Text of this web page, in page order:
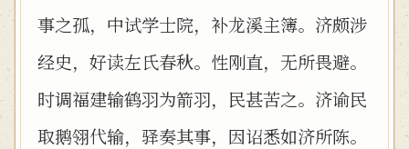
事之孤，中试学士院，补龙溪主簿。济颇涉
经史，好读左氏春秋。性刚直，无所畏避。
时调福建输鹤羽为箭羽，民甚苦之。济谕民
取鹅翎代输，驿奏其事，因诏悉如济所陈。